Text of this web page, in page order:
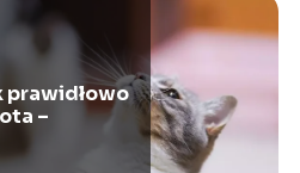
prawidłowo
–